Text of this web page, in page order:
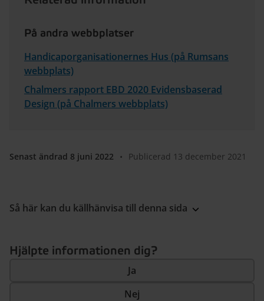
På andra webbplatser
Handicaporganisationernes Hus (på Rumsans
webbplats)
Chalmers rapport EBD 2020 Evidensbaserad
Design (på Chalmers webbplats)
Senast ändrad 8 juni 2022 • Publicerad 13 december 2021
Så här kan du källhänvisa till denna sida
Hjälpte informationen dig?
Ja
Nej